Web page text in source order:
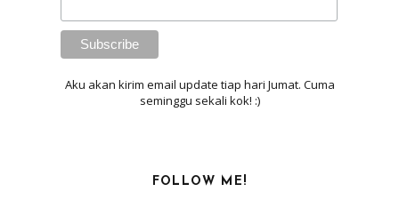
Aku akan kirim email update tiap hari Jumat. Cuma
seminggu sekali kok! :)
FOLLOW ME!